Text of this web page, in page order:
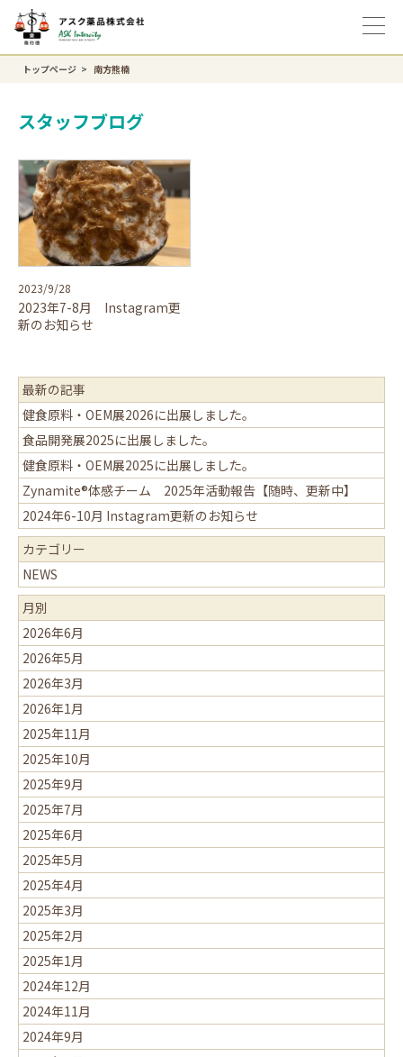
トップページ 南方熊楠
スタッフブログ
2023/9/28
2023年7-8月 Instagram更
新のお知らせ
最新の記事
健食原料・OEM展2026に出展しました。
食品開発展2025に出展しました。
健食原料・OEM展2025に出展しました。
Zynamite®体感チーム 2025年活動報告【随時、更新中】
2024年6-10月 Instagram更新のお知らせ
カテゴリー
NEWS
月別
2026年6月
2026年5月
2026年3月
2026年1月
2025年11月
2025年10月
2025年9月
2025年7月
2025年6月
2025年5月
2025年4月
2025年3月
2025年2月
2025年1月
2024年12月
2024年11月
2024年9月